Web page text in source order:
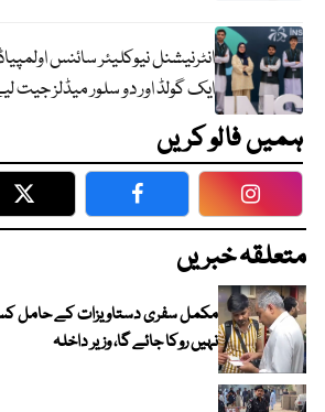
ایک گولڈ اور دو سلور میڈلز جیت
ہمیں فالو کریں
Twitter Facebook
متعلقہ خبریں
مکمل سفری دستاویزات کے حامل کسی
نہیں روکا جائے گا، وزیر داخلہ